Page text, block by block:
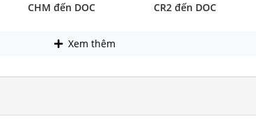
CHM đến DOC CR2 đến DOC
Xem thêm